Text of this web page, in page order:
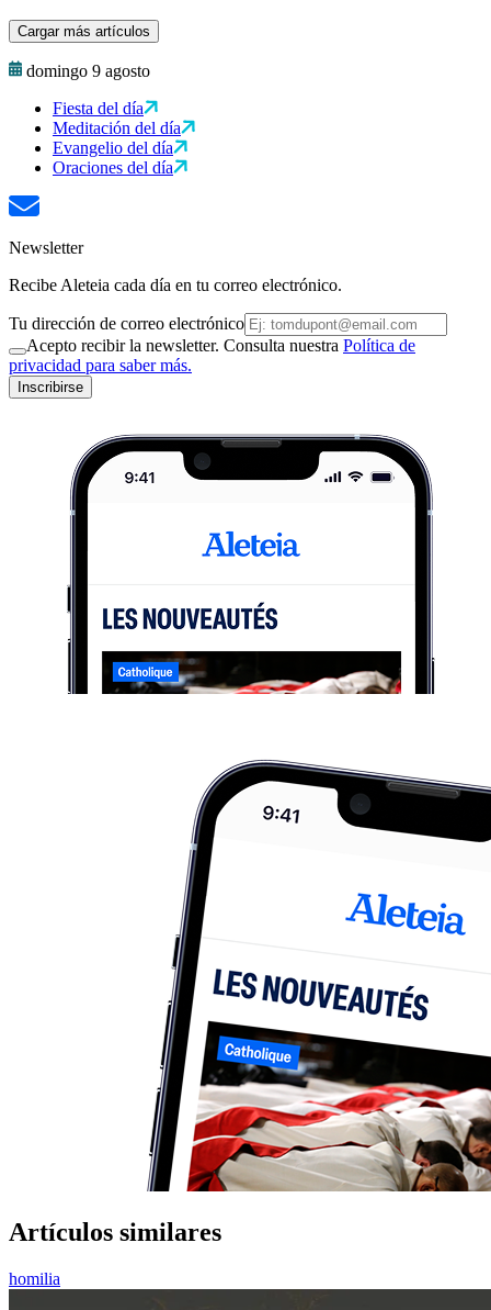
Cargar más artículos
domingo 9 agosto
Fiesta del día
Meditación del día
Evangelio del día
Oraciones del día
Newsletter
Recibe Aleteia cada día en tu correo electrónico.
Tu dirección de correo electrónico
Acepto recibir la newsletter. Consulta nuestra Política de
privacidad para saber más.
Inscribirse
Artículos similares
homilia